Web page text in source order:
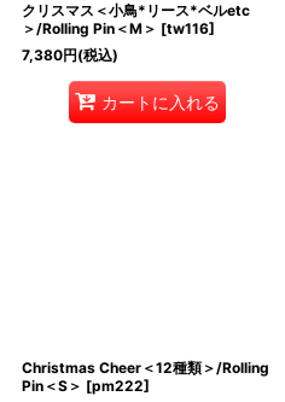
クリスマス＜小鳥*リース*ベルetc
＞/Rolling Pin＜M＞ [tw116]
7,380円(税込)
カートに入れる
Christmas Cheer＜12種類＞/Rolling
Pin＜S＞ [pm222]